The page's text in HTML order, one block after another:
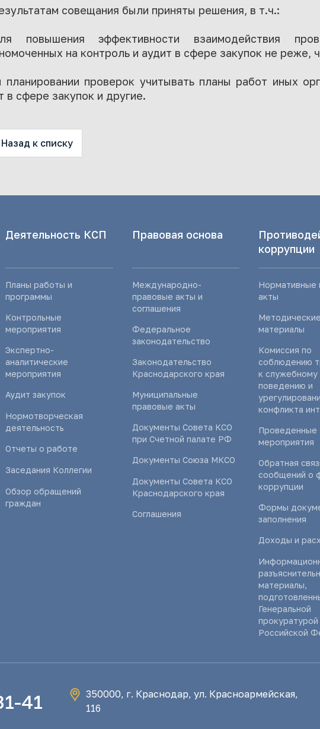
совещания были приняты решения, в т.ч.:
повышения эффективности взаимодействия
на контроль и аудит в сфере закупок не реже,
планировании проверок учитывать планы работ иных
в сфере закупок и другие.
Назад к списку
Деятельность КСП
Планы работы и
программы
Контрольные
мероприятия
Экспертно-
аналитические
мероприятия
Аудит закупок
Нормотворческая
деятельность
Отчеты о работе
Заседания Коллегии
Обзор обращений
граждан
Правовая основа
Международно-
правовые акты и
соглашения
Федеральное
законодательство
Законодательство
Краснодарского края
Муниципальные
правовые акты
Документы Совета КСО
при Счетной палате РФ
Документы Союза МКСО
Документы Совета КСО
Краснодарского края
Соглашения
коррупции
Нормативные
акты
Методические
материалы
Комиссия по
соблюдению
к служебному
поведению и
конфликта
Проведенные
мероприятия
Обратная
сообщений о
коррупции
Формы
заполнения
Доходы и
материалы,
Генеральной
прокуратурой
Российской
41
350000, г. Краснодар, ул. Красноармейская,
116